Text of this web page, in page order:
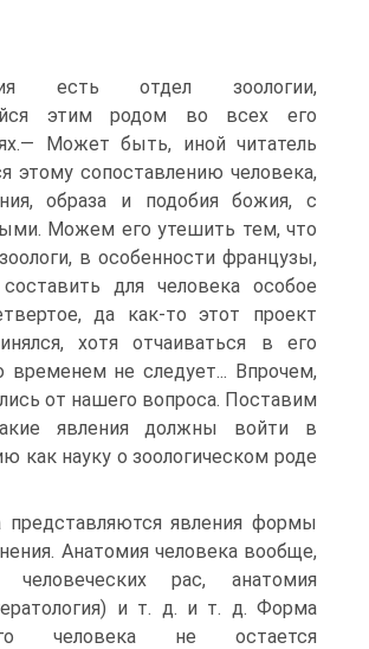
есть отдел зоологии,
этим родом во всех его
Может быть, иной читатель
этому сопоставлению человека,
образа и подобия божия, с
Можем его утешить тем, что
в особенности французы,
составить для человека особое
да как-то этот проект
хотя отчаиваться в его
временем не следует... Впрочем,
от нашего вопроса. Поставим
явления должны войти в
как науку о зоологическом роде
представляются явления формы
Анатомия человека вообще,
человеческих рас, анатомия
и т. д. и т. д. Форма
человека не остается